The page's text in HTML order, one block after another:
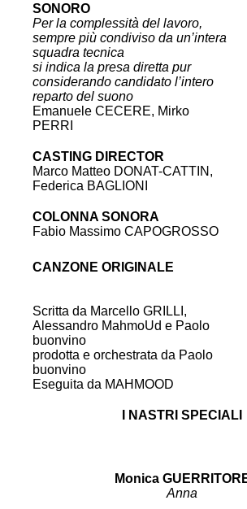
SONORO
Per la complessità del lavoro,
sempre più condiviso da un’intera
squadra tecnica
si indica la presa diretta pur
considerando candidato l’intero
reparto del suono
Emanuele CECERE, Mirko
PERRI
CASTING DIRECTOR
Marco Matteo DONAT-CATTIN,
Federica BAGLIONI
COLONNA SONORA
Fabio Massimo CAPOGROSSO
CANZONE ORIGINALE
Scritta da Marcello GRILLI,
Alessandro MahmoUd e Paolo
buonvino
prodotta e orchestrata da Paolo
buonvino
Eseguita da MAHMOOD
I NASTRI SPECIALI
Monica
Anna